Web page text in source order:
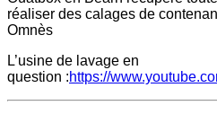
réaliser des calages de
Omnès
L’usine de lavage en
question :https://